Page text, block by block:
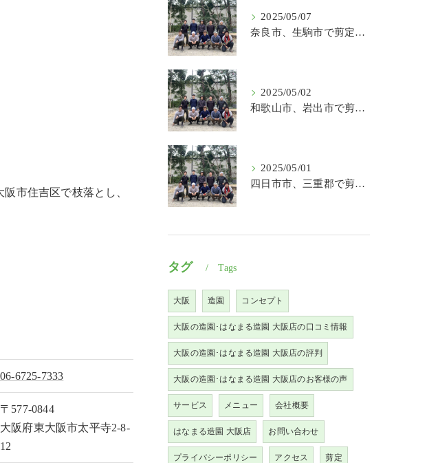
市住吉区で枝落とし、
06-6725-7333
〒577-0844
大阪府東大阪市太平寺2-8-
12
2025/05/07
奈良市、生駒市で剪定、伐採、草刈りの作業を頼むなら はなまる造園
2025/05/02
和歌山市、岩出市で剪定、伐採、草刈りの作業を頼むなら はなまる造園
2025/05/01
四日市市、三重郡で剪定、伐採、草刈りの作業を頼むなら はなまる造園
タグ Tags
大阪 造園 コンセプト
大阪の造園･はなまる造園 大阪店の口コミ情報
大阪の造園･はなまる造園 大阪店の評判
大阪の造園･はなまる造園 大阪店のお客様の声
サービス メニュー 会社概要
はなまる造園 大阪店 お問い合わせ
プライバシーポリシー アクセス 剪定